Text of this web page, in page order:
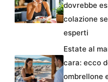
dovrebbe
colazione
esperti
Estate al
cara: ecco
ombrellone